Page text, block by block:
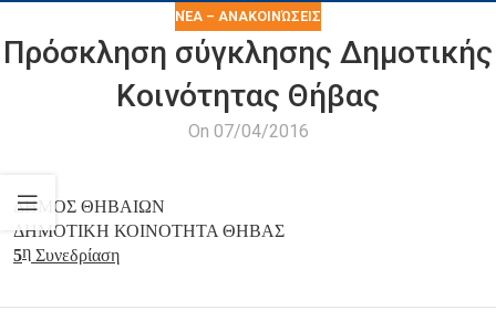
ΝΈΑ – ΑΝΑΚΟΙΝΏΣΕΙΣ
Πρόσκληση σύγκλησης Δημοτικής
Κοινότητας Θήβας
On 07/04/2016
ΔΗΜΟΣ ΘΗΒΑΙΩΝ
ΔΗΜΟΤΙΚΗ ΚΟΙΝΟΤΗΤΑ ΘΗΒΑΣ
5η Συνεδρίαση